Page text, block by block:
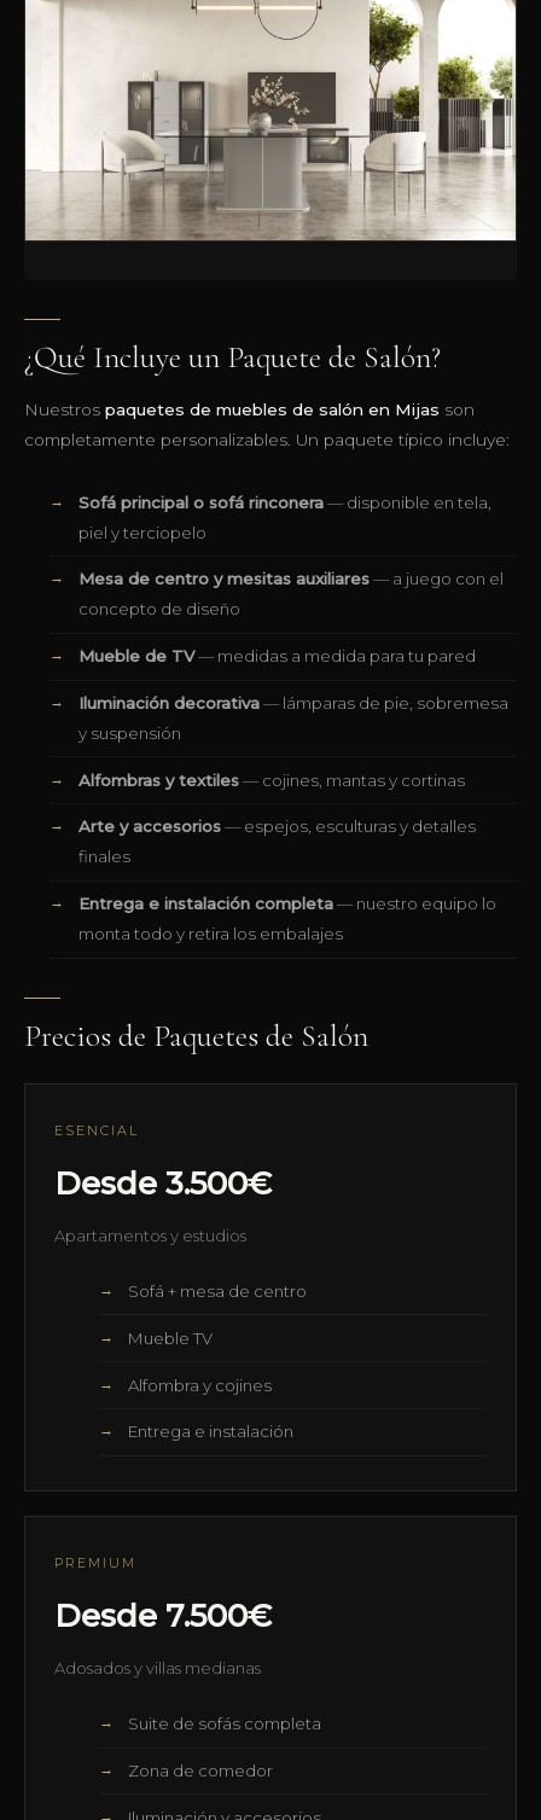
¿Qué Incluye un Paquete de Salón?
Nuestros paquetes de muebles de salón en Mijas son
completamente personalizables. Un paquete típico incluye:
Sofá principal o sofá rinconera— disponible en tela,
piel y terciopelo
Mesa de centro y mesitas auxiliares— a juego con el
concepto de diseño
Mueble de TV— medidas a medida para tu pared
Iluminación decorativa— lámparas de pie, sobremesa
y suspensión
Alfombras y textiles— cojines, mantas y cortinas
Arte y accesorios— espejos, esculturas y detalles
finales
Entrega e instalación completa— nuestro equipo lo
monta todo y retira los embalajes
Precios de Paquetes de Salón
ESENCIAL
Desde 3.500€
Apartamentos y estudios
Sofá + mesa de centro
Mueble TV
Alfombra y cojines
Entrega e instalación
PREMIUM
Desde 7.500€
Adosados y villas medianas
Suite de sofás completa
Zona de comedor